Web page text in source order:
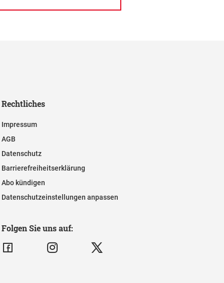
Rechtliches
Impressum
AGB
Datenschutz
Barrierefreiheitserklärung
Abo kündigen
Datenschutzeinstellungen anpassen
Folgen Sie uns auf: